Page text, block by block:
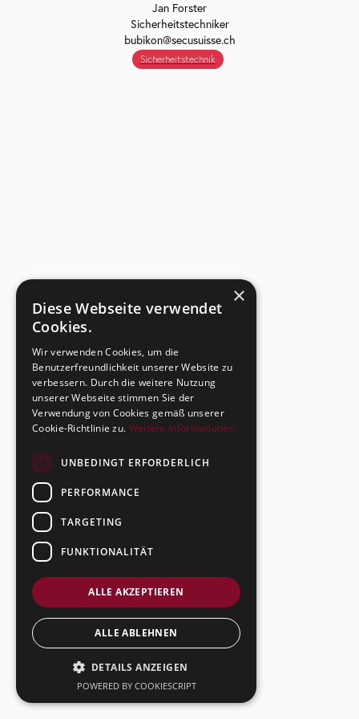
Jan Forster
Sicherheitstechniker
bubikon@secusuisse.ch
Sicherheitstechnik
×
Diese Webseite verwendet
Cookies.
Wir verwenden Cookies, um die
Benutzerfreundlichkeit unserer Website zu
verbessern. Durch die weitere Nutzung
unserer Webseite stimmen Sie der
Verwendung von Cookies gemäß unserer
Cookie-Richtlinie zu. Weitere Informationen
UNBEDINGT ERFORDERLICH
PERFORMANCE
TARGETING
FUNKTIONALITÄT
ALLE AKZEPTIEREN
ALLE ABLEHNEN
DETAILS ANZEIGEN
POWERED BY COOKIESCRIPT